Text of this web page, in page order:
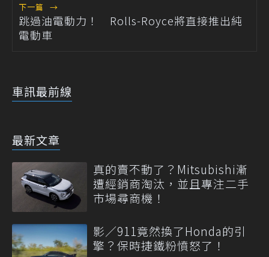
下一篇 →
跳過油電動力！ Rolls-Royce將直接推出純
電動車
車訊最前線
最新文章
真的賣不動了？Mitsubishi漸
遭經銷商淘汰，並且專注二手
市場尋商機！
影／911竟然換了Honda的引
擎？保時捷鐵粉憤怒了！